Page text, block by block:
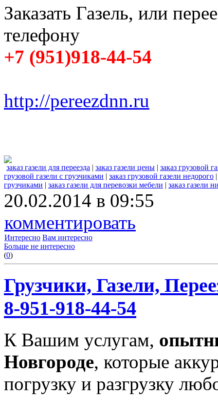
Заказать Газель, или
телефону
+7 (951)918-44-54
http://pereezdnn.ru
заказ газели для переезда | заказ газели цены | заказ грузовой
грузовой газели с грузчиками | заказ грузовой газели недорого
грузчиками | заказ газели для перевозки мебели | заказ газели
20.02.2014 в 09:55
комментировать
Интересно Вам интересно
Больше не интересно
(0)
Грузчики, Газели,
8-951-918-44-54
К Вашим услугам,
Новгороде, которые
погрузку и разгрузку